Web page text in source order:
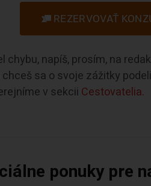
REZERVOVAŤ
chybu, napíš, prosím, na
sa o svoje zážitky
v sekcii Cestovatelia.
ponuky pre